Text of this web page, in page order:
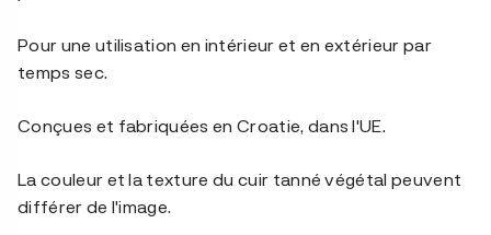
Pour une utilisation en intérieur et en extérieur par
temps sec.
Conçues et fabriquées en Croatie, dans l'UE.
La couleur et la texture du cuir tanné végétal peuvent
différer de l'image.